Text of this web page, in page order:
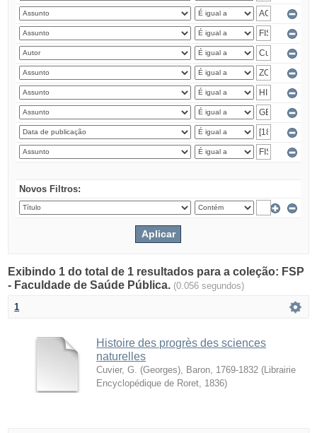
Novos Filtros:
Exibindo 1 do total de 1 resultados para a coleção: FSP
- Faculdade de Saúde Pública. (0.056 segundos)
1
Histoire des progrès des sciences
naturelles
Cuvier, G. (Georges), Baron, 1769-1832 ( Librairie
Encyclopédique de Roret 1836)